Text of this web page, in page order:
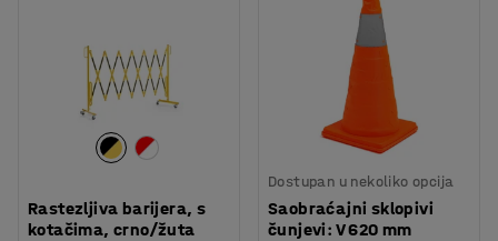
Rastezljiva barijera, s
kotačima, crno/žuta
Dostupan u nekoliko opcija
Saobraćajni sklopivi
čunjevi: V 620 mm